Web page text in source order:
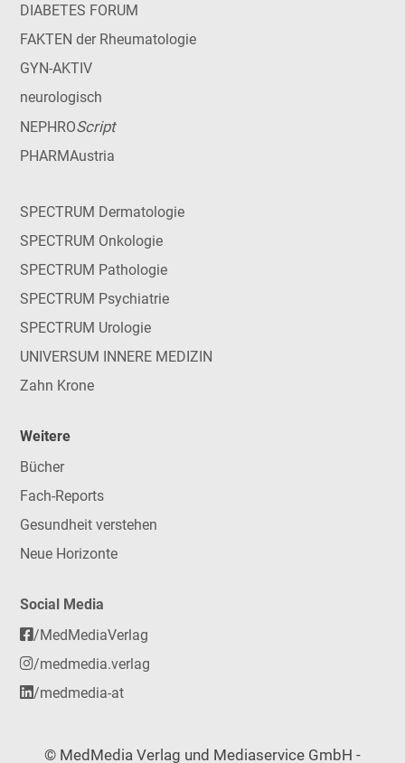
DIABETES FORUM
FAKTEN der Rheumatologie
GYN-AKTIV
neurologisch
NEPHROScript
PHARMAustria
SPECTRUM Dermatologie
SPECTRUM Onkologie
SPECTRUM Pathologie
SPECTRUM Psychiatrie
SPECTRUM Urologie
UNIVERSUM INNERE MEDIZIN
Zahn Krone
Weitere
Bücher
Fach-Reports
Gesundheit verstehen
Neue Horizonte
Social Media
/MedMediaVerlag
/medmedia.verlag
/medmedia-at
© MedMedia Verlag und Mediaservice GmbH -